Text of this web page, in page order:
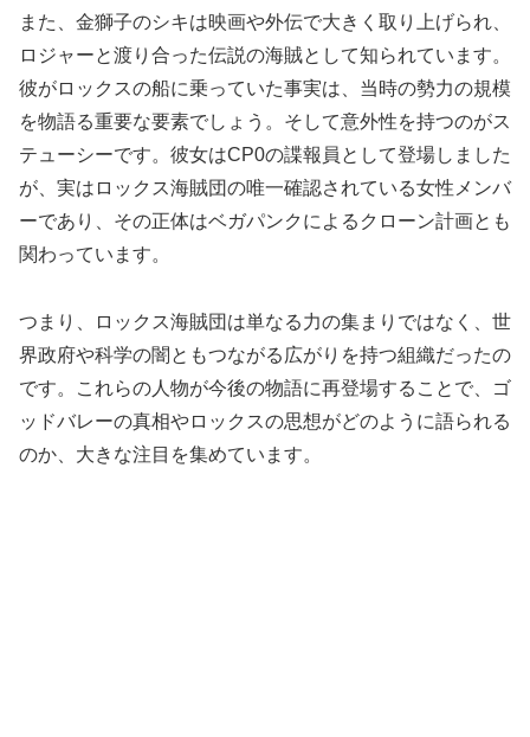
また、金獅子のシキは映画や外伝で大きく取り上げられ、
ロジャーと渡り合った伝説の海賊として知られています。
彼がロックスの船に乗っていた事実は、当時の勢力の規模
を物語る重要な要素でしょう。そして意外性を持つのがス
テューシーです。彼女はCP0の諜報員として登場しました
が、実はロックス海賊団の唯一確認されている女性メンバ
ーであり、その正体はベガパンクによるクローン計画とも
関わっています。
つまり、ロックス海賊団は単なる力の集まりではなく、世
界政府や科学の闇ともつながる広がりを持つ組織だったの
です。これらの人物が今後の物語に再登場することで、ゴ
ッドバレーの真相やロックスの思想がどのように語られる
のか、大きな注目を集めています。